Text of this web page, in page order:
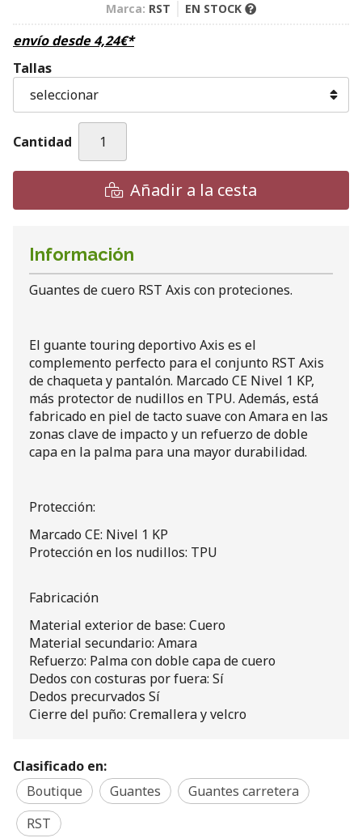
Marca: RST EN STOCK
envío desde4,24€*
Tallas
Cantidad
Añadir a la cesta
Información
Guantes de cuero RST Axis con proteciones.
El guante touring deportivo Axis es el
complemento perfecto para el conjunto RST Axis
de chaqueta y pantalón. Marcado CE Nivel 1 KP,
más protector de nudillos en TPU. Además, está
fabricado en piel de tacto suave con Amara en las
zonas clave de impacto y un refuerzo de doble
capa en la palma para una mayor durabilidad.
Protección:
Marcado CE: Nivel 1 KP
Protección en los nudillos: TPU
Fabricación
Material exterior de base: Cuero
Material secundario: Amara
Refuerzo: Palma con doble capa de cuero
Dedos con costuras por fuera: Sí
Dedos precurvados Sí
Cierre del puño: Cremallera y velcro
Clasificado en:
Boutique
Guantes
Guantes carretera
RST